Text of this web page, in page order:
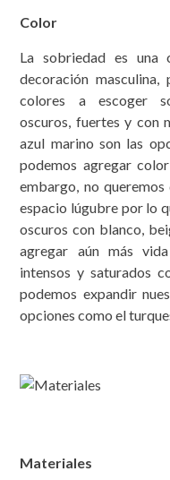
Color
La sobriedad es una
decoración
colores a escoger
oscuros, fuertes y con
azul marino son las
podemos agregar
embargo, no
espacio lúgubre por lo
oscuros con blanco,
agregar aún más
intensos y saturados
podemos expandir
opciones como el
Materiales